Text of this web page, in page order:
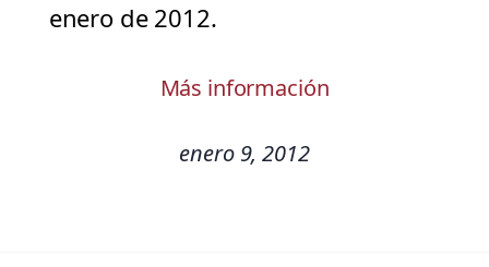
enero de 2012.
Más información
enero 9, 2012